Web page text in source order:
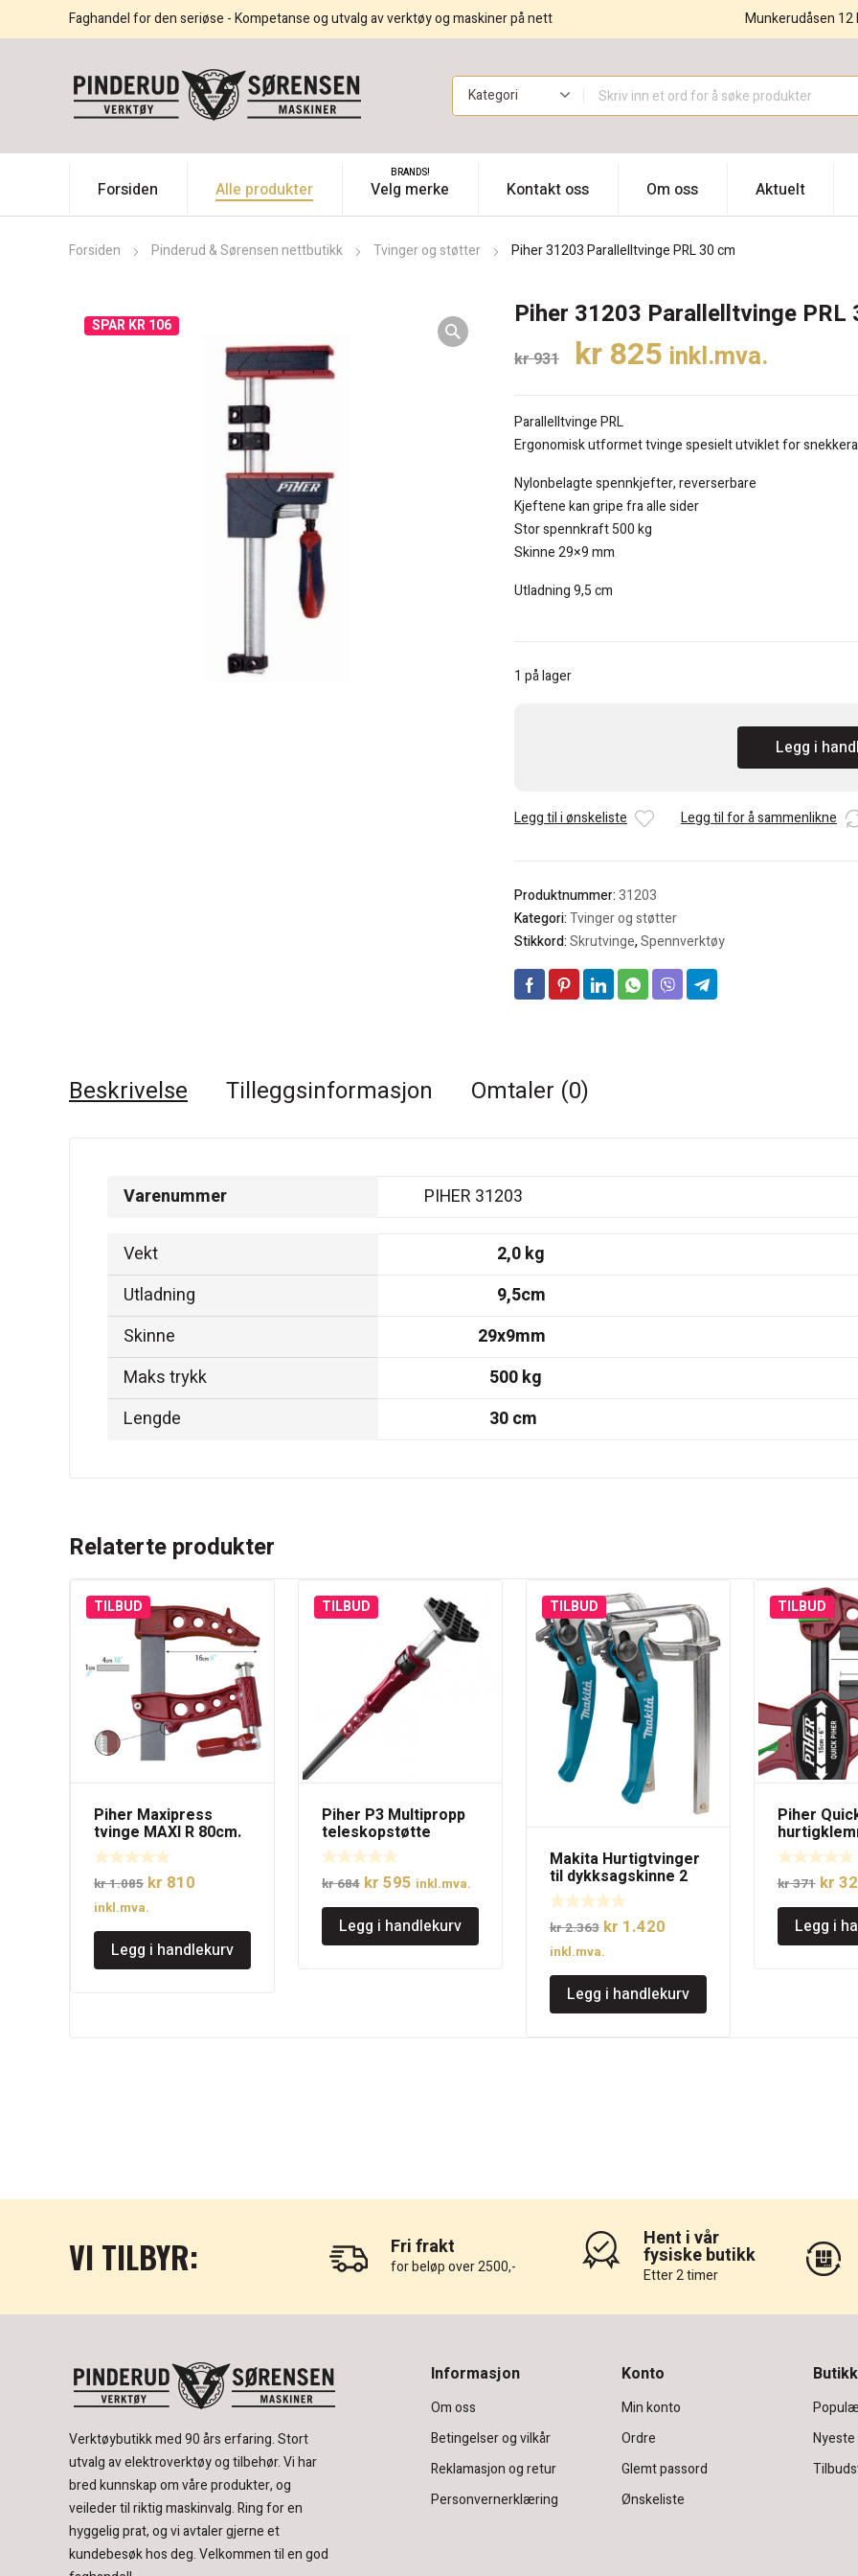
Faghandel for den seriøse - Kompetanse og utvalg av verktøy og maskiner på nett Munkerudåsen 12
Forsiden Alle produkter Velg merke
BRANDS!
Kontakt oss Om oss Aktuelt
Forsiden Pinderud & Sørensen nettbutikk Tvinger og støtter Piher 31203 Parallelltvinge PRL 30 cm
SPAR KR 106 Piher 31203 Parallelltvinge PRL
kr931 Opprinnelig
var:
kr 931.
kr825Nåværende
kr 825.
inkl.mva.
Parallelltvinge PRL
Ergonomisk utformet tvinge spesielt utviklet for
Nylonbelagte spennkjefter, reverserbare
Kjeftene kan gripe fra alle sider
Stor spennkraft 500 kg
Skinne 29×9 mm
Utladning 9,5 cm
1 på lager
30
Legg i
Legg til i ønskeliste Legg til for å sammenlikne
Produktnummer:31203
Kategori:Tvinger og støtter
Stikkord:Skrutvinge,Spennverktøy
Beskrivelse Tilleggsinformasjon Omtaler (0)
Varenummer PIHER 31203
Vekt
2,0 kg
Utladning
9,5cm
Skinne
29x9mm
Maks trykk
500 kg
Lengde
30 cm
Relaterte produkter
TILBUD
Piher Maxipress
tvinge MAXI R 80cm.
kr1.085 Opprinnelig
pris
var:
kr 1.085.
kr 810
er:
kr 810.
inkl.mva.
Legg i handlekurv
TILBUD
Piher P3 Multipropp
teleskopstøtte
kr684 Opprinnelig
pris
var:
kr 684.
kr 595Nåværende
pris
er:
kr 595.
inkl.mva.
Legg i handlekurv
TILBUD
Makita Hurtigtvinger
til dykksagskinne 2
stk.
kr2.363 Opprinnelig
pris
var:
kr 2.363.
kr 1.420Nåværende
er:
kr 1.420.
inkl.mva.
Legg i handlekurv
TILBUD
Piher
hånds 30cm
kr371
pris
var:
kr
kr
Legg i
VI TILBYR: Fri frakt
for beløp over 2500,-
Hent i vår
fysiske butikk
Etter 2 timer
Verktøybutikk med 90 års erfaring.Stort
utvalg av elektroverktøy og tilbehør.Vi har
bred kunnskap om våre produkter, og
veileder til riktig maskinvalg. Ring for en
hyggelig prat, og vi avtaler gjerne et
kundebesøk hos deg.Velkommen til en god
Informasjon
Om oss
Betingelser og vilkår
Reklamasjon og retur
Personvernerklæring
Konto
Min konto
Ordre
Glemt passord
Ønskeliste
Butikk